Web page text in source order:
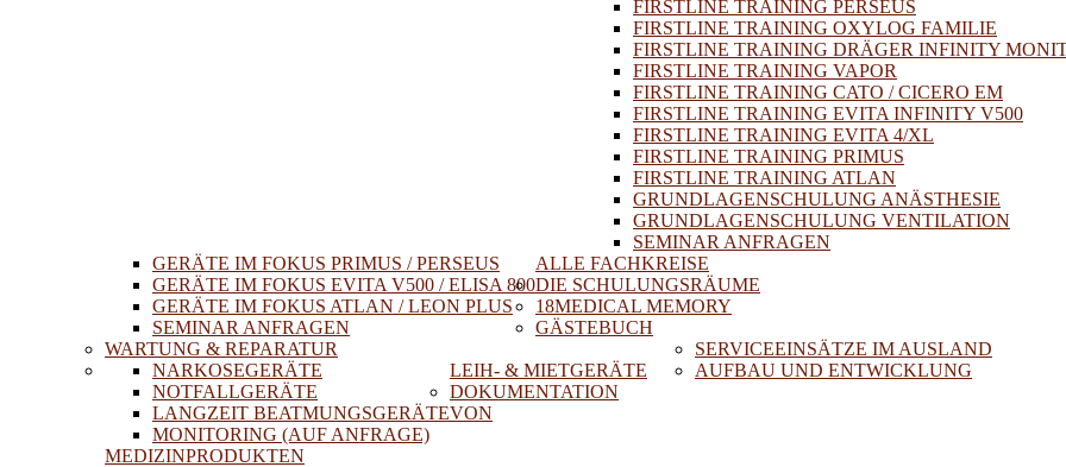
FIRSTLINE TRAINING PERSEUS
FIRSTLINE TRAINING OXYLOG FAMILIE
FIRSTLINE TRAINING DRÄGER INFINITY
FIRSTLINE TRAINING VAPOR
FIRSTLINE TRAINING CATO / CICERO EM
FIRSTLINE TRAINING EVITA INFINITY V500
FIRSTLINE TRAINING EVITA 4/XL
FIRSTLINE TRAINING PRIMUS
FIRSTLINE TRAINING ATLAN
GRUNDLAGENSCHULUNG ANÄSTHESIE
GRUNDLAGENSCHULUNG VENTILATION
SEMINAR ANFRAGEN
ALLE FACHKREISE
GERÄTE IM FOKUS PRIMUS / PERSEUS
GERÄTE IM FOKUS EVITA V500 / ELISA 800
GERÄTE IM FOKUS ATLAN / LEON PLUS
SEMINAR ANFRAGEN
DIE SCHULUNGSRÄUME
18MEDICAL MEMORY
GÄSTEBUCH
WARTUNG & REPARATUR
LEIH- & MIETGERÄTE
NARKOSEGERÄTE
NOTFALLGERÄTE
LANGZEIT BEATMUNGSGERÄTE
MONITORING (AUF ANFRAGE)
DOKUMENTATION
VON
MEDIZINPRODUKTEN
SERVICEEINSÄTZE IM AUSLAND
AUFBAU UND ENTWICKLUNG